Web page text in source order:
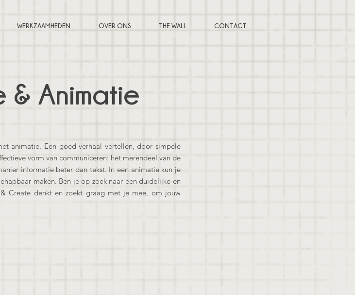
WERKZAAMHEDEN OVER ONS THE WALL CONTACT
Animatie
animatie. Een goed verhaal vertellen, door simpele
vorm van communiceren: het merendeel van de
informatie beter dan tekst. In een animatie kun je
maken. Ben je op zoek naar een duidelijke en
Create denkt en zoekt graag met je mee, om jouw